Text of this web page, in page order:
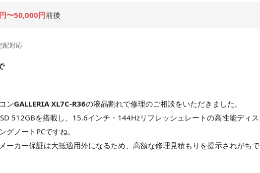
〜50,000円前後
配対応
ンGALLERIA XL7C-R36の液晶割れで修理のご相談をいただきました。
512GBを搭載し、15.6インチ・144Hzリフレッシュレートの高性能ディス
ノートPCですね。
ーカー保証は大抵適用外になるため、高額な修理見積もりを提示されがちで